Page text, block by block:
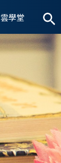
雲學堂
搜
尋